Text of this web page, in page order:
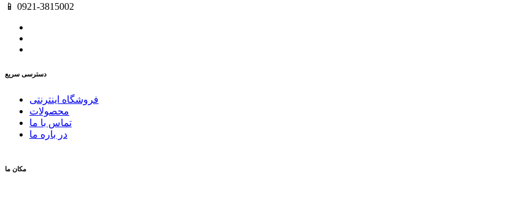
📱 0921-3815002
دسترسی سریع
فروشگاه اینترنتی
محصولات
تماس با ما
در باره ما
مکان ما